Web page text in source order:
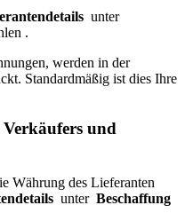
unter
.
werden in der
Standardmäßig ist dies Ihre
und
Währung des Lieferanten
unter Beschaffung